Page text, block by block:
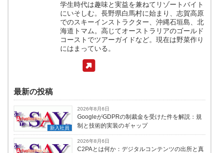
学生時代は趣味と実益を兼ねてリゾートバイト
にいそしむ。長野県白馬村に始まり、志賀高原
でのスキーインストラクター、沖縄石垣島、北
海道トマム。高じてオーストラリアのゴールド
コーストでツアーガイドなど。現在は野菜作り
にはまっている。
最新の投稿
新入社員
2026年8月6日
GoogleがGDPRの制裁金を受けた件を解説：規
制と技術的実装のギャップ
2026年8月6日
C2PAとは何か：デジタルコンテンツの出所と真